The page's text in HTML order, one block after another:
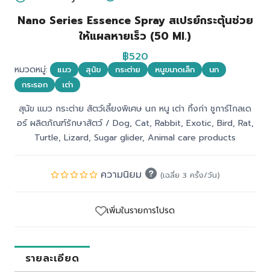
Nano Series Essence Spray สเปรย์กระตุ้นช่วย
ให้แผลหายเร็ว (50 Ml.)
฿520
หมวดหมู่: แมว สุนัข กระต่าย หนูขนาดเล็ก
นก
กระรอก
เต่า
สุนัข แมว กระต่าย สัตว์เลี้ยงพิเศษ นก หนู เต่า กิ้งก่า ชูการ์ไกลเด
อร์ ผลิตภัณฑ์รักษาสัตว์ / Dog, Cat, Rabbit, Exotic, Bird, Rat,
Turtle, Lizard, Sugar glider, Animal care products
ความนิยม (เฉลี่ย 3 ครั้ง/วัน)
เพิ่มในรายการโปรด
รายละเอียด